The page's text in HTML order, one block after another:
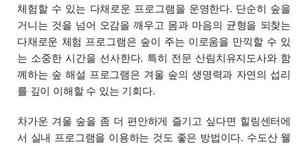
체험할 수 있는 다채로운 프로그램을 운영한다. 단순히 숲을
거니는 것을 넘어 오감을 깨우고 몸과 마음의 균형을 되찾는
다채로운 체험 프로그램은 숲이 주는 이로움을 만끽할 수 있
는 소중한 시간을 선사한다. 특히 전문 산림치유지도사와 함
께하는 숲 해설 프로그램은 겨울 숲의 생명력과 자연의 섭리
를 깊이 이해할 수 있는 기회다.
차가운 겨울 숲을 좀 더 편안하게 즐기고 싶다면 힐링센터에
서 실내 프로그램을 이용하는 것도 좋은 방법이다. 수도산 웰